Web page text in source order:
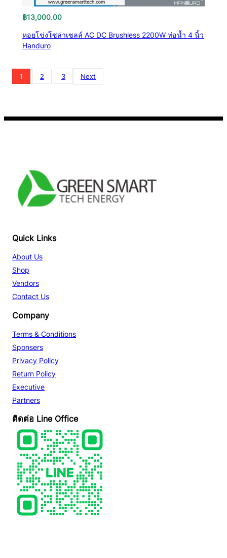
฿13,000.00
หอยโข่งโซล่าเซลล์ AC DC Brushless 2200W ท่อน้ำ 4 นิ้ว
Handuro
1 2 3 Next
Quick Links
About Us
Shop
Vendors
Contact Us
Company
Terms & Conditions
Sponsers
Privacy Policy
Return Policy
Executive
Partners
ติดต่อ Line Office